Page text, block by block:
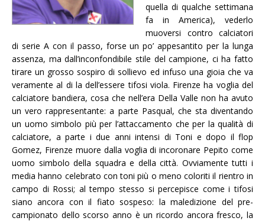
quella di qualche settimana
fa in America), vederlo
muoversi contro calciatori
di serie A con il passo, forse un po’ appesantito per la lunga
assenza, ma dall’inconfondibile stile del campione, ci ha fatto
tirare un grosso sospiro di sollievo ed infuso una gioia che va
veramente al di la dell’essere tifosi viola. Firenze ha voglia del
calciatore bandiera, cosa che nell’era Della Valle non ha avuto
un vero rappresentante: a parte Pasqual, che sta diventando
un uomo simbolo più per l’attaccamento che per la qualità di
calciatore, a parte i due anni intensi di Toni e dopo il flop
Gomez, Firenze muore dalla voglia di incoronare Pepito come
uomo simbolo della squadra e della città. Ovviamente tutti i
media hanno celebrato con toni più o meno coloriti il rientro in
campo di Rossi; al tempo stesso si percepisce come i tifosi
siano ancora con il fiato sospeso: la maledizione del pre-
campionato dello scorso anno è un ricordo ancora fresco, la